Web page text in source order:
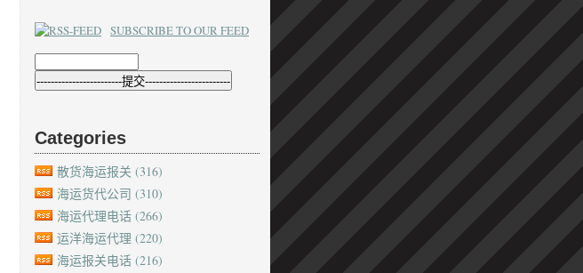
SUBSCRIBE TO OUR FEED
Categories
散货海运报关 (316)
海运货代公司 (310)
海运代理电话 (266)
运洋海运代理 (220)
海运报关电话 (216)